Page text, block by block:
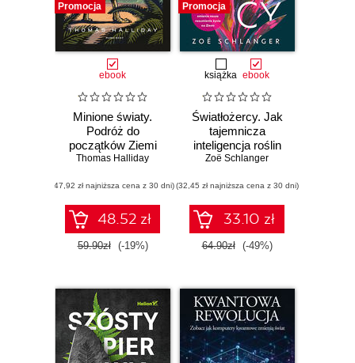
Promocja
ebook
Minione światy.
Podróż do
początków Ziemi
Thomas Halliday
(47,92 zł najniższa cena z 30 dni)
48.52 zł
59.90zł (-19%)
Promocja
książka ebook
Światłożercy. Jak
tajemnicza
inteligencja roślin
zmienia nasze
na Ziemi
Zoë Schlanger
(32,45 zł najniższa cena z 30 dni)
33.10 zł
64.90zł (-49%)